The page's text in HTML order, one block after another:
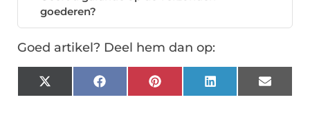
goederen?
Goed artikel? Deel hem dan op:
X
(Twitter)
FacebookPinterest LinkedIn Email